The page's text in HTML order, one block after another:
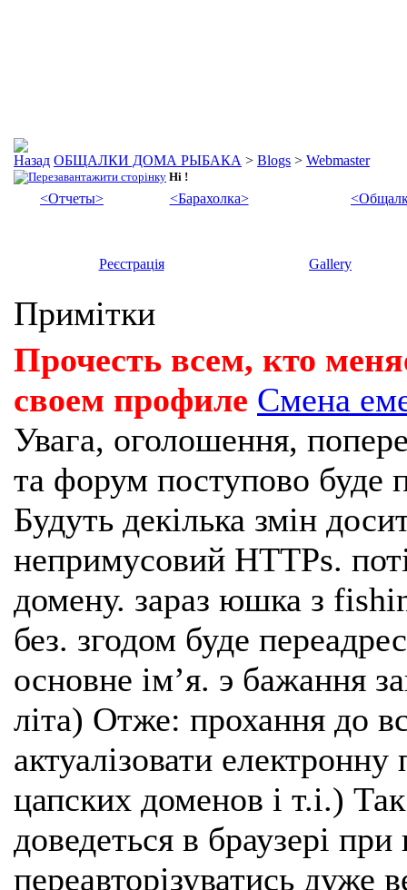
ОБЩАЛКИ ДОМА РЫБАКА > Blogs > Webmaster
Hi !
<Отчеты> <Барахолка>
Реєстрація Gallery
Примітки
Прочесть всем, кто
своем профиле Смена
Увага, оголошення,
та форум поступово буде
Будуть декілька змін
непримусовий HTTPs.
домену. зараз юшка з
без. згодом буде
основне імʼя. э бажання
літа) Отже: прохання до
актуалізовати
цапских доменов і т.і.)
доведеться в браузері
переавторізуватись